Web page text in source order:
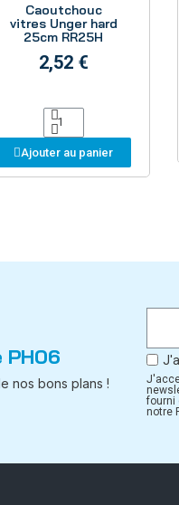
Caoutchouc
vitres Unger hard
25cm RR25H
2,52 €
Ajouter au panier
PH06
nos bons plans !
fourni
notre